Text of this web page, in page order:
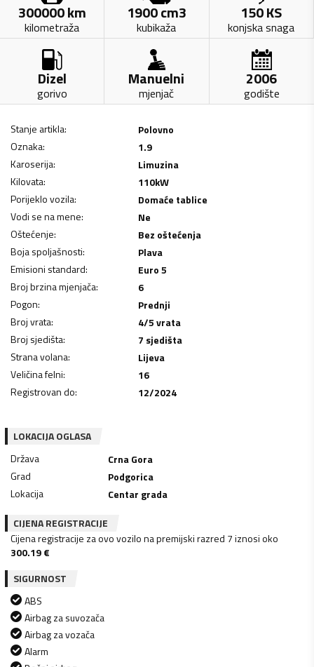
300000km
kilometraža
1900cm3
kubikaža
150KS
konjska snaga
Dizel
gorivo
Manuelni
mjenjač
2006
godište
Stanje artikla:
Polovno
Oznaka:
1.9
Karoserija:
Limuzina
Kilovata: 110kW
Porijeklo vozila:
Domaće tablice
Vodi se na mene:
Ne
Oštećenje:
Bez oštećenja
Boja spoljašnosti:
Plava
Emisioni standard:
Euro 5
Broj brzina mjenjača:
6
Pogon:
Prednji
Broj vrata:
4/5 vrata
Broj sjedišta:
7 sjedišta
Strana volana:
Lijeva
Veličina felni:
16
Registrovan do: 12/2024
LOKACIJA OGLASA
Država
Crna Gora
Grad
Podgorica
Lokacija
Centar grada
CIJENA REGISTRACIJE
Cijena registracije za ovo vozilo na premijski razred 7 iznosi oko
300.19€
SIGURNOST
ABS
Airbag za suvozača
Airbag za vozača
Alarm